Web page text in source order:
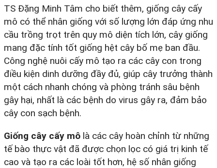
TS Đặng Minh Tâm cho biết thêm, giống cây cấy
mô có thể nhân giống với số lượng lớn đáp ứng nhu
cầu trồng trọt trên quy mô diện tích lớn, cây giống
mang đặc tính tốt giống hệt cây bố mẹ ban đầu.
Công nghệ nuôi cấy mô tạo ra các cây con trong
điều kiện dinh dưỡng đầy đủ, giúp cây trưởng thành
một cách nhanh chóng và phòng tránh sâu bệnh
gây hại, nhất là các bệnh do virus gây ra, đảm bảo
cây con sạch bệnh.
Giống cây cấy mô là các cây hoàn chỉnh từ những
tế bào thực vật đã được chọn lọc có giá trị kinh tế
cao và tạo ra các loài tốt hơn, hệ số nhân giống